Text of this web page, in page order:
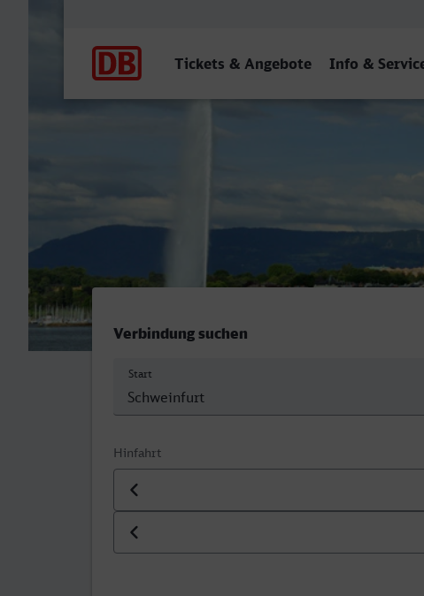
Tickets & Angebote Info &
Schweinfurt Hbf - Genève
Verbindung suchen
Start
Hinfahrt
Datum der Hinfahrt
Uhrzeit der Hinfahrt